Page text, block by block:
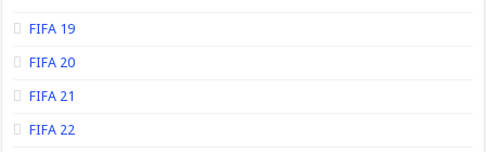
FIFA 19
FIFA 20
FIFA 21
FIFA 22